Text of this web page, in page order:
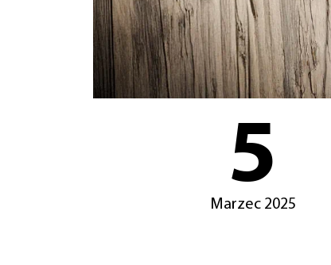
5
Marzec 2025